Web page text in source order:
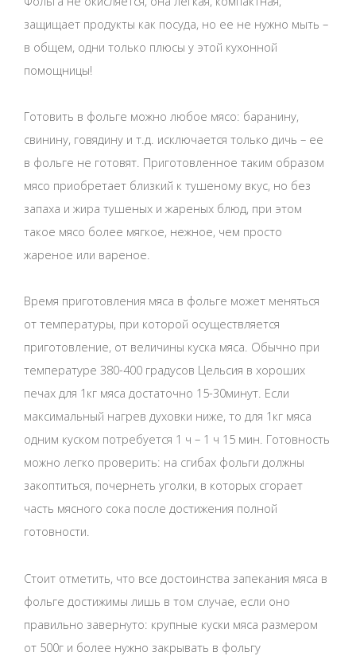
защищает продукты как посуда, но ее не нужно мыть –
в общем, одни только плюсы у этой кухонной
помощницы!
Готовить в фольге можно любое мясо: баранину,
свинину, говядину и т.д. исключается только дичь – ее
в фольге не готовят. Приготовленное таким образом
мясо приобретает близкий к тушеному вкус, но без
запаха и жира тушеных и жареных блюд, при этом
такое мясо более мягкое, нежное, чем просто
жареное или вареное.
Время приготовления мяса в фольге может меняться
от температуры, при которой осуществляется
приготовление, от величины куска мяса. Обычно при
температуре 380-400 градусов Цельсия в хороших
печах для 1кг мяса достаточно 15-30минут. Если
максимальный нагрев духовки ниже, то для 1кг мяса
одним куском потребуется 1 ч – 1 ч 15 мин. Готовность
можно легко проверить: на сгибах фольги должны
закоптиться, почернеть уголки, в которых сгорает
часть мясного сока после достижения полной
готовности.
Стоит отметить, что все достоинства запекания мяса в
фольге достижимы лишь в том случае, если оно
правильно завернуто: крупные куски мяса размером
от 500г и более нужно закрывать в фольгу